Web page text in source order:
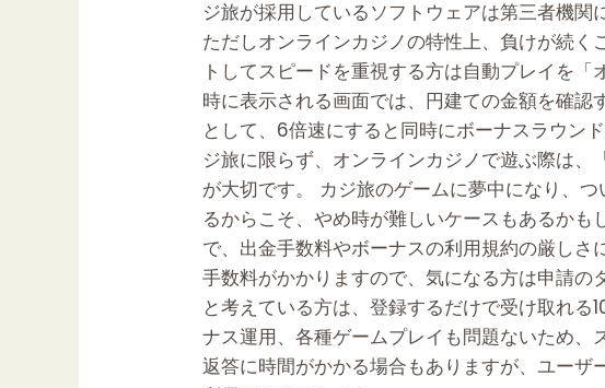
ジ旅が採用しているソフトウェアは第三者機関
ただしオンラインカジノの特性上、負けが続
トしてスピードを重視する方は自動プレイを
時に表示される画面では、円建ての金額を確
として、6倍速にすると同時にボーナスラウン
ジ旅に限らず、オンラインカジノで遊ぶ際は、
が大切です。 カジ旅のゲームに夢中になり、
るからこそ、やめ時が難しいケースもあるか
で、出金手数料やボーナスの利用規約の厳し
手数料がかかりますので、気になる方は申請
と考えている方は、登録するだけで受け取れ
ナス運用、各種ゲームプレイも問題ないため、
返答に時間がかかる場合もありますが、ユー
カ
ジ
ノ
比
較
ナ
ビ
【カ
ジ
ノ
ナ
ビ】